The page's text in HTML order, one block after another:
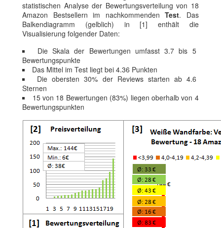
statistischen Analyse der Bewertungsverteilung von 18
Amazon Bestsellern im nachkommendenTest. Das
Balkendiagramm (gelblich) in [1] enthält die
Visualisierung folgender Daten:
Die Skala der Bewertungen umfasst 3.7 bis 5
Bewertungspunkte
Das Mittel im Test liegt bei 4.36 Punkten
Die obersten 30% der Reviews starten ab 4.6
Sternen
15 von 18 Bewertungen (83%) liegen oberhalb von 4
Bewertungspunkten